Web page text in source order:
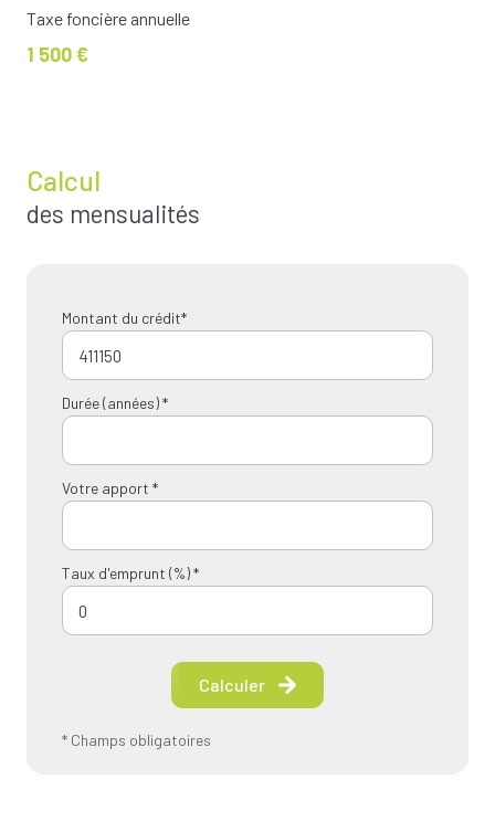
Taxe foncière annuelle
1 500 €
Calcul
des mensualités
Montant du crédit*
Durée (années) *
Votre apport *
Taux d'emprunt (%) *
Calculer
* Champs obligatoires